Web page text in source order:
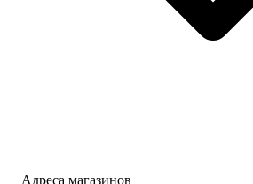
Адреса магазинов